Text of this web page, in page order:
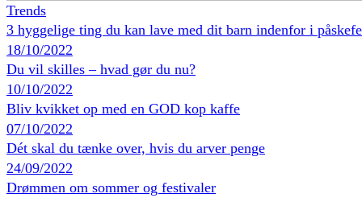
Trends
3 hyggelige ting du kan lave med dit barn indenfor i
18/10/2022
Du vil skilles – hvad gør du nu?
10/10/2022
Bliv kvikket op med en GOD kop kaffe
07/10/2022
Dét skal du tænke over, hvis du arver penge
24/09/2022
Drømmen om sommer og festivaler